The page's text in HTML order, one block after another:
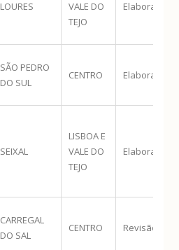
LOURES
VALE DO
TEJO
Elaboração
SÃO PEDRO
DO SUL
CENTRO Elaboração
SEIXAL
LISBOA E
VALE DO
TEJO
Elaboração
CARREGAL
DO SAL
CENTRO Revisão